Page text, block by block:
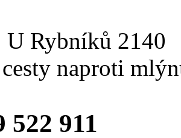
U Rybníků 2140
naproti
522 911